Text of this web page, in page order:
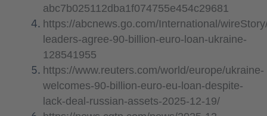
abc7b025112dba1f074755e454c29681
https://abcnews.go.com/International/
leaders-agree-90-billion-euro-loan-ukraine-
128541955
https://www.reuters.com/world/europe/ukraine-
welcomes-90-billion-euro-eu-loan-despite-
lack-deal-russian-assets-2025-12-19/